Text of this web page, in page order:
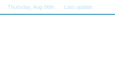
Thursday , Aug 06th Last update